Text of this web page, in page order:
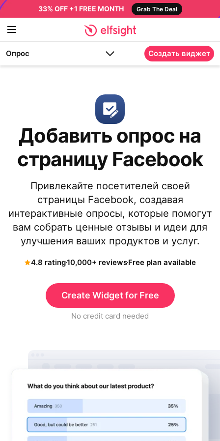
33% OFF +1 FREE MONTH Grab The Deal
Опрос Создать виджет
Добавить опрос на
страницу Facebook
Привлекайте посетителей своей
страницы Facebook, создавая
интерактивные опросы, которые помогут
вам собрать ценные отзывы и идеи для
улучшения ваших продуктов и услуг.
4.8 rating10,000+ reviewsFree plan available
Create Widget for Free
No credit card needed